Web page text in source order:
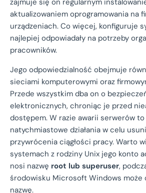
zajmuje się on regularnym
aktualizowaniem oprogramowania na
urządzeniach. Co więcej, konfiguruje
najlepiej odpowiadały na potrzeby
pracowników.
Jego odpowiedzialność obejmuje
sieciami komputerowymi oraz
Przede wszystkim dba on o
elektronicznych, chroniąc je przed
dostępem. W razie awarii serwerów
natychmiastowe działania w celu
przywrócenia ciągłości pracy. Warto
systemach z rodziny Unix jego konto
nosi nazwę root lub superuser,
środowisku Microsoft Windows może
nazwę.